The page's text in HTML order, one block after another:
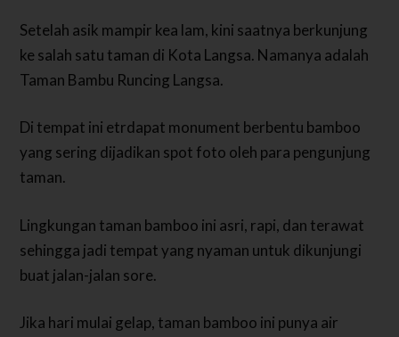
Setelah asik mampir kea lam, kini saatnya berkunjung
ke salah satu taman di Kota Langsa. Namanya adalah
Taman Bambu Runcing Langsa.
Di tempat ini etrdapat monument berbentu bamboo
yang sering dijadikan spot foto oleh para pengunjung
taman.
Lingkungan taman bamboo ini asri, rapi, dan terawat
sehingga jadi tempat yang nyaman untuk dikunjungi
buat jalan-jalan sore.
Jika hari mulai gelap, taman bamboo ini punya air